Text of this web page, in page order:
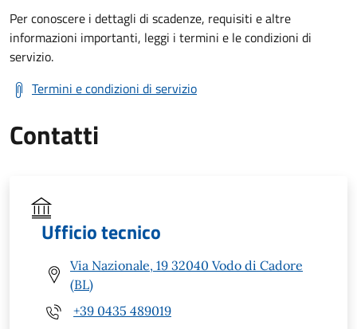
Per conoscere i dettagli di scadenze, requisiti e altre
informazioni importanti, leggi i termini e le condizioni di
servizio.
Termini e condizioni di servizio
Contatti
Ufficio tecnico
Via Nazionale, 19 32040 Vodo di Cadore
(BL)
+39 0435 489019